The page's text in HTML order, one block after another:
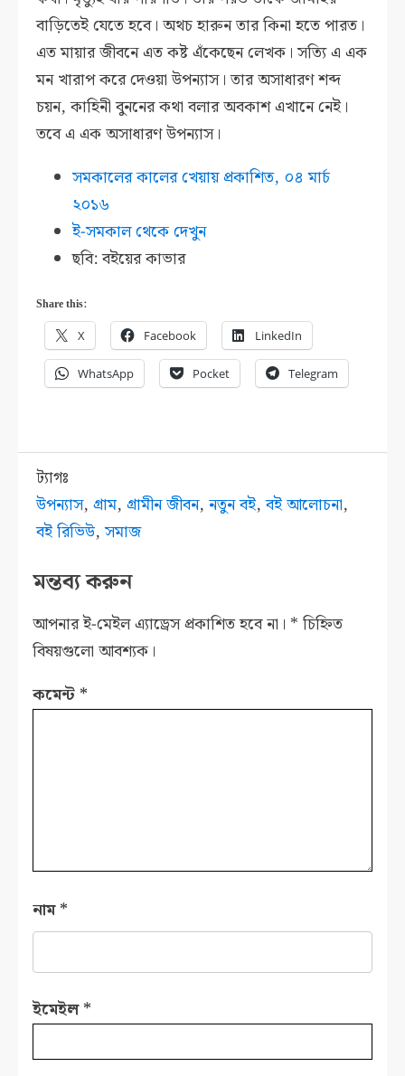
বাড়িতেই যেতে হবে। অথচ হারুন তার কিনা হতে পারত।
এত মায়ার জীবনে এত কষ্ট এঁকেছেন লেখক। সত্যি এ এক
মন খারাপ করে দেওয়া উপন্যাস। তার অসাধারণ শব্দ
চয়ন, কাহিনী বুননের কথা বলার অবকাশ এখানে নেই।
তবে এ এক অসাধারণ উপন্যাস।
সমকালের কালের খেয়ায় প্রকাশিত, ০৪ মার্চ
২০১৬
ই-সমকাল থেকে দেখুন
ছবি: বইয়ের কাভার
Share this:
X Facebook LinkedIn
WhatsApp Pocket Telegram
ট্যাগঃ
উপন্যাস,গ্রাম,গ্রামীন জীবন,নতুন বই,বই আলোচনা,
বই রিভিউ,সমাজ
মন্তব্য করুন
আপনার ই-মেইল এ্যাড্রেস প্রকাশিত হবে না। * চিহ্নিত
বিষয়গুলো আবশ্যক।
কমেন্ট *
নাম*
ইমেইল*